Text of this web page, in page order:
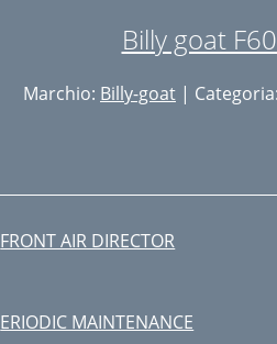
Billy goat
Marchio: Billy-goat | Categoria:
FRONT AIR DIRECTOR
ERIODIC MAINTENANCE